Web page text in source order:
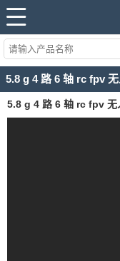
5.8 g 4 路 6 轴 rc fpv